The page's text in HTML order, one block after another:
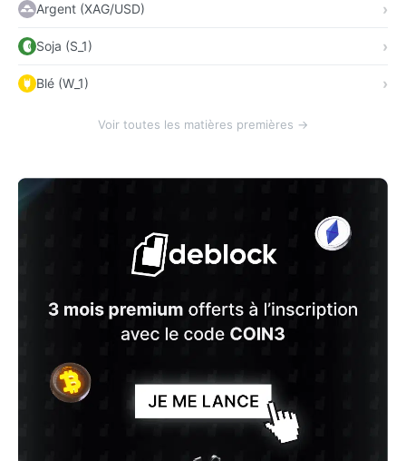
Argent (XAG/USD)
Soja (S_1)
Blé (W_1)
Voir toutes les matières premières →